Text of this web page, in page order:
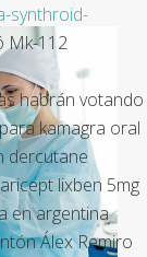
synthroid-
Mk-112
habrán votando
kamagra oral
dercutane
lixben 5mg
en argentina
Álex Remiro